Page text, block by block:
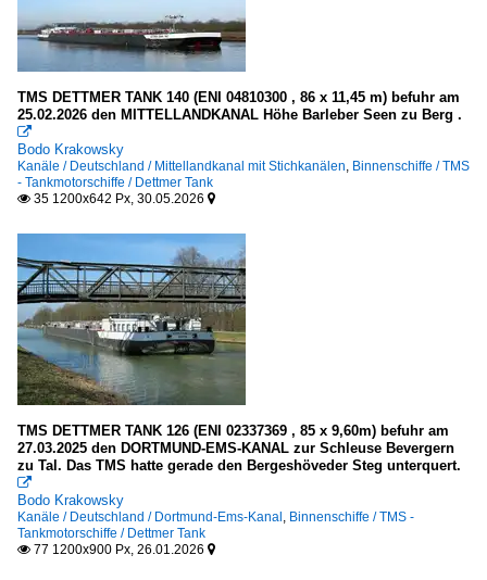
TMS DETTMER TANK 140 (ENI 04810300 , 86 x 11,45 m) befuhr am
25.02.2026 den MITTELLANDKANAL Höhe Barleber Seen zu Berg .

Bodo Krakowsky
Kanäle / Deutschland / Mittellandkanal mit Stichkanälen, Binnenschiffe / TMS
- Tankmotorschiffe / Dettmer Tank
 35 1200x642 Px, 30.05.2026 
TMS DETTMER TANK 126 (ENI 02337369 , 85 x 9,60m) befuhr am
27.03.2025 den DORTMUND-EMS-KANAL zur Schleuse Bevergern
zu Tal. Das TMS hatte gerade den Bergeshöveder Steg unterquert.

Bodo Krakowsky
Kanäle / Deutschland / Dortmund-Ems-Kanal , Binnenschiffe / TMS -
Tankmotorschiffe / Dettmer Tank
 77 1200x900 Px, 26.01.2026 